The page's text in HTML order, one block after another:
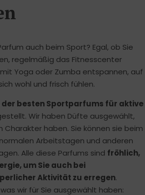
auch beim Sport? Egal, ob Sie
regelmäßig das Fitnesscenter
Yoga oder Zumba entspannen, auf
wohl und frisch fühlen.
der besten Sportparfums für aktive
Wir haben Düfte ausgewählt,
Charakter haben. Sie können sie beim
Arbeitstagen und anderen
Alle diese Parfums sind fröhlich,
um Sie auch bei
Aktivität zu erregen.
wir für Sie ausgewählt haben: